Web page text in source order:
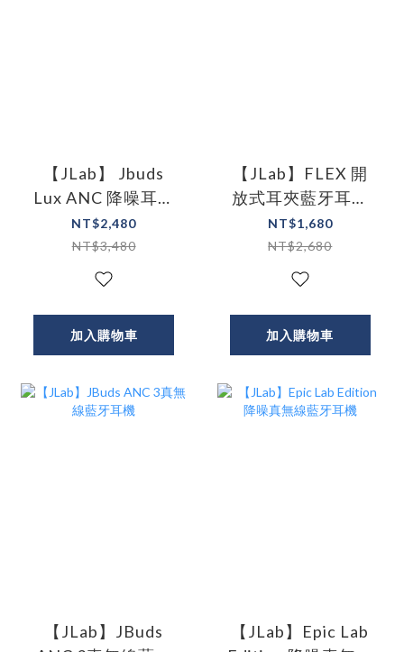
【JLab】 Jbuds
Lux ANC 降噪耳罩
式藍牙耳機 四色
NT$2,480
NT$3,480
加入購物車
【JLab】FLEX 開
放式耳夾藍牙耳機
兩色
NT$1,680
NT$2,680
加入購物車
【JLab】JBuds
【JLab】Epic Lab